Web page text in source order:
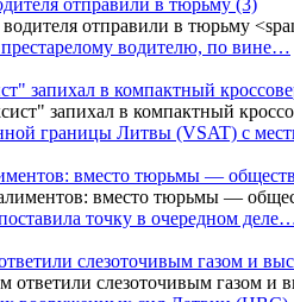
отправили в тюрьму (3)
водителю, по вине…
запихал в компактный
границы Литвы (VSAT) с
вместо тюрьмы —
точку в очередном
слезоточивым газом и